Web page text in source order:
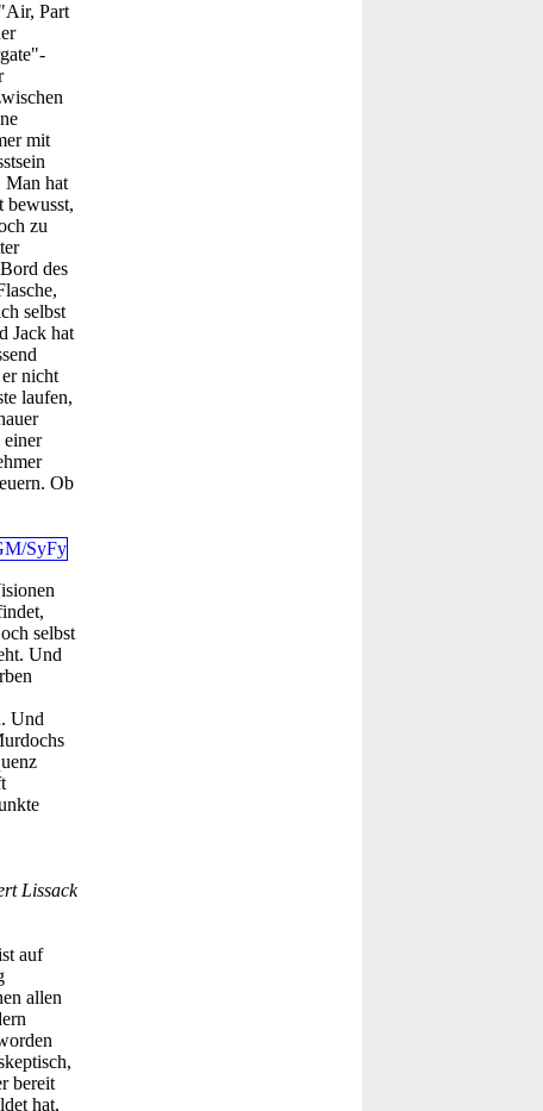
Part
mit
Man hat
bewusst,
zu
des
selbst
Jack hat
nicht
laufen,
einer
Ob
selbst
Und
Und
Lissack
auf
allen
bereit
hat,